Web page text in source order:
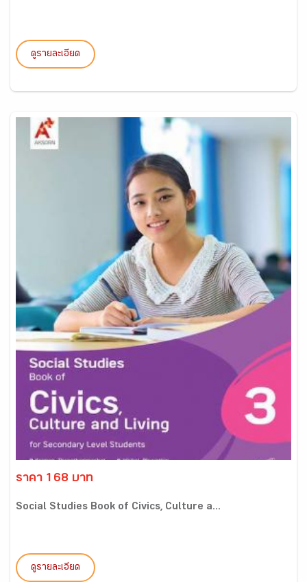
ดูรายละเอียด
ราคา 168 บาท
Social Studies Book of Civics, Culture a...
ดูรายละเอียด